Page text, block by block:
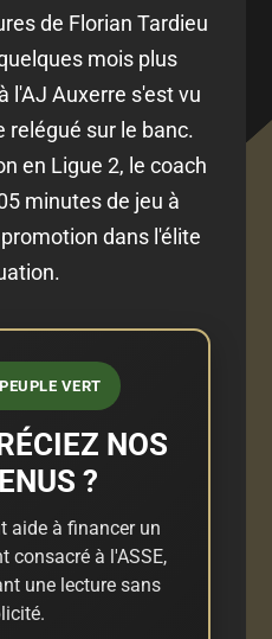
de Florian Tardieu
mois plus
l'AJ Auxerre s'est vu
sur le banc.
en Ligue 2, le coach
minutes de jeu à
dans l'élite
VERT
NOS
?
aide à financer un
consacré à l'ASSE,
une lecture sans